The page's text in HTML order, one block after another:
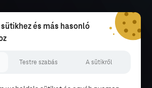
és más hasonló
Testre szabás A sütikről